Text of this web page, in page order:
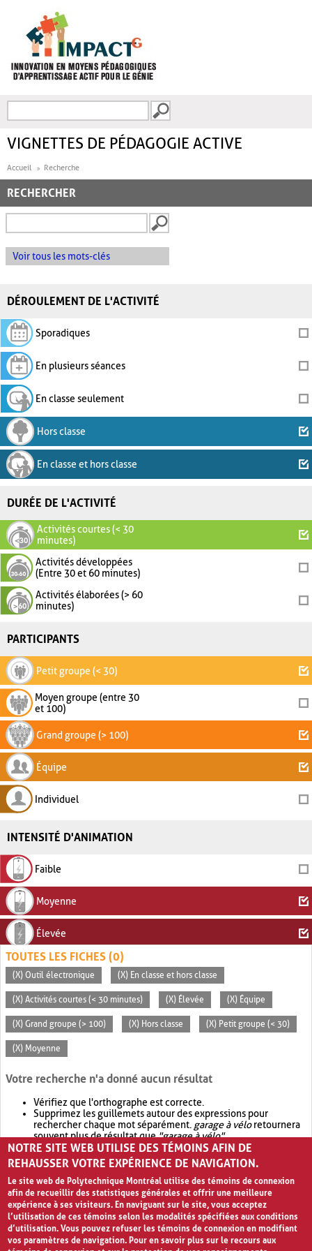
FORMULAIRE DE
VIGNETTES DE PÉDAGOGIE ACTIVE
Accueil Recherche
RECHERCHER
Voir tous les mots-clés
DÉROULEMENT DE L'ACTIVITÉ
Sporadiques
En plusieurs séances
En classe seulement
Hors classe
En classe et hors classe
DURÉE DE L'ACTIVITÉ
Activités courtes (< 30
minutes)
Activités développées
(Entre 30 et 60 minutes)
Activités élaborées (> 60
minutes)
PARTICIPANTS
Petit groupe (< 30)
Moyen groupe (entre 30
et 100)
Grand groupe (> 100)
Équipe
Individuel
INTENSITÉ D'ANIMATION
Faible
Moyenne
Élevée
TOUTES LES FICHES (0)
(X) Outil électronique (X) En classe et hors classe
(X) Activités courtes (< 30 minutes) (X) Élevée (X) Équipe
(X) Grand groupe (> 100) (X) Hors classe (X) Petit groupe (< 30)
(X) Moyenne
Votre recherche n'a donné aucun résultat
Vérifiez que l'orthographe est correcte.
Supprimez les guillemets autour des expressions pour
rechercher chaque mot séparément. garage à véloretournera
souvent plus de résultat que"garage à vélo".
Envisagez d'élargir votre recherche avec OR.garage OR vélo
retournera souvent plus de résultat quegarage à vélo
NOTRE SITE WEB UTILISE DES TÉMOINS AFIN DE
REHAUSSER VOTRE EXPÉRIENCE DE NAVIGATION.
Le site web de Polytechnique Montréal utilise des témoins de connexion
afin de recueillir des statistiques générales et offrir une meilleure
expérience à ses visiteurs. En naviguant sur le site, vous acceptez
l’utilisation de ces témoins selon les modalités spécifiées aux conditions
d’utilisation. Vous pouvez refuser les témoins de connexion en modifiant
vos paramètres de navigation. Pour en savoir plus sur le recours aux